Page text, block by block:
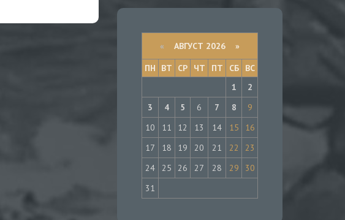
« АВГУСТ 2026 »
ПН
ВТ СР ЧТ ПТ СБ
ВС
1
2
3
4 5 6 7 8
9
10
11 12 13 14 15
16
17
18 19 20 21 22
23
24
25 26 27 28 29
30
31